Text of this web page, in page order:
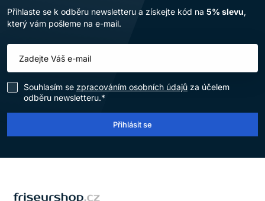
Přihlaste se k odběru newsletteru a získejte kód na 5% slevu,
který vám pošleme na e-mail.
Souhlasím se zpracováním osobních údajů za účelem
odběru newsletteru.*
Přihlásit se